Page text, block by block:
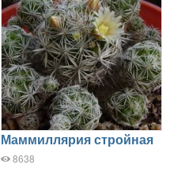
Маммиллярия стройная
8638